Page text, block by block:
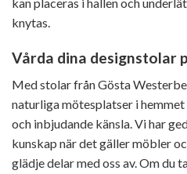
knytas.
Vårda dina designstolar
Med stolar från Gösta
naturliga mötesplatser i
och inbjudande känsla. Vi har
kunskap när det gäller möbler
glädje delar med oss av. Om du